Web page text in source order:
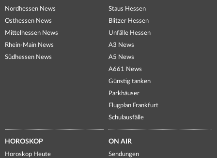
Nordhessen News
Osthessen News
Mittelhessen News
Rhein-Main News
Südhessen News
Staus Hessen
Blitzer Hessen
Unfälle Hessen
A3 News
A5 News
A661 News
Günstig tanken
Parkhäuser
Flugplan Frankfurt
Schulausfälle
HOROSKOP
Horoskop Heute
ON AIR
Sendungen